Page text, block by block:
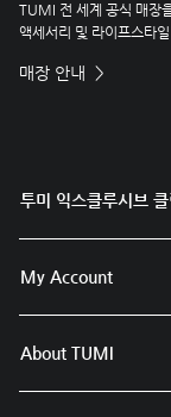
TUMI 전 세계 공식 매장
액세서리 및 라이프스타
매장 안내
투미 익스클루시브 클
My Account
About TUMI